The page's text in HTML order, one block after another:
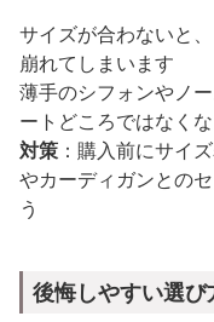
サイズが合わないと
崩れてしまいます
薄手のシフォンやノ
ートどころではなく
対策 ：購入前にサイ
やカーディガンとの
う
後悔しやすい選び